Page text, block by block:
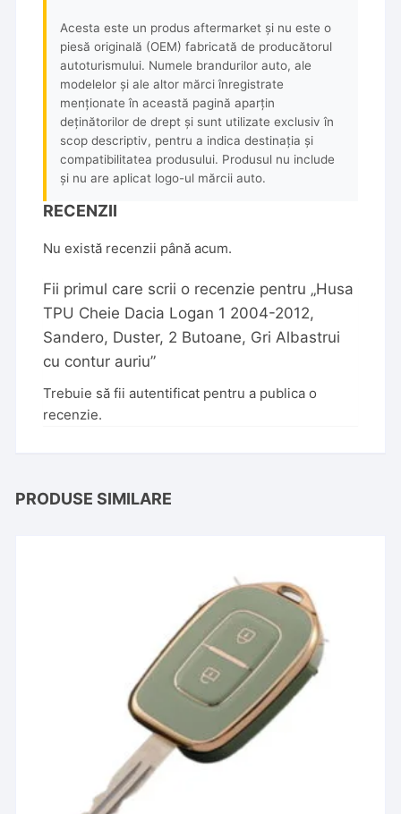
Acesta este un produs aftermarket și nu este o
piesă originală (OEM) fabricată de producătorul
autoturismului. Numele brandurilor auto, ale
modelelor și ale altor mărci înregistrate
menționate în această pagină aparțin
deținătorilor de drept și sunt utilizate exclusiv în
scop descriptiv, pentru a indica destinația și
compatibilitatea produsului. Produsul nu include
și nu are aplicat logo-ul mărcii auto.
RECENZII
Nu există recenzii până acum.
Fii primul care scrii o recenzie pentru „Husa
TPU Cheie Dacia Logan 1 2004-2012,
Sandero, Duster, 2 Butoane, Gri Albastrui
cu contur auriu”
Trebuie să fiiautentificat pentru a publica o
recenzie.
PRODUSE SIMILARE